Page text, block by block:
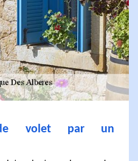
de volet par un